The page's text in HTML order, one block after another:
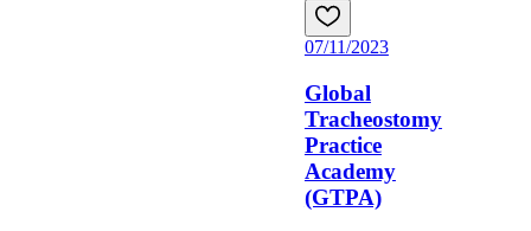
07/11/2023
Global
Tracheostomy
Practice
Academy
(GTPA)